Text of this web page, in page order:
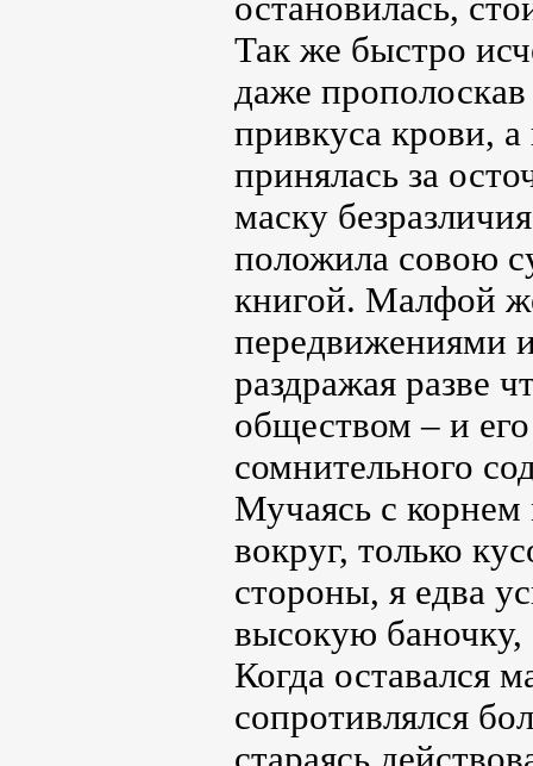
остановилась,
Так же быстро
даже прополоскав
привкуса крови,
принялась за
маску
положила совою
книгой. Малфой
передвижениями
раздражая разве
обществом – и его
сомнительного
Мучаясь с корнем
вокруг, только
стороны, я едва
высокую
Когда оставался
сопротивлялся